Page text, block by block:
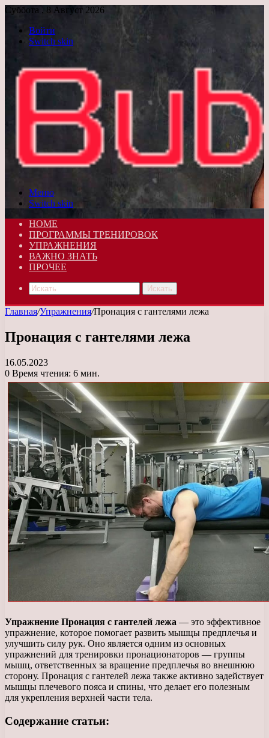
Суббота , 8 Август 2026
Войти
Switch skin
Меню
Switch skin
HOME
ПРОГРАММЫ ТРЕНИРОВОК
УПРАЖНЕНИЯ
ВАЖНО ЗНАТЬ
ПРОЧЕЕ
Искать
Главная/Упражнения/Пронация с гантелями лежа
Пронация с гантелями лежа
16.05.2023
0 Время чтения: 6 мин.
Упражнение Пронация с гантелей лежа — это эффективное
упражнение, которое помогает развить мышцы предплечья и
улучшить силу рук. Оно является одним из основных
упражнений для тренировки пронационаторов — группы
мышц, ответственных за вращение предплечья во внешнюю
сторону. Пронация с гантелей лежа также активно задействует
мышцы плечевого пояса и спины, что делает его полезным
для укрепления верхней части тела.
Содержание статьи: